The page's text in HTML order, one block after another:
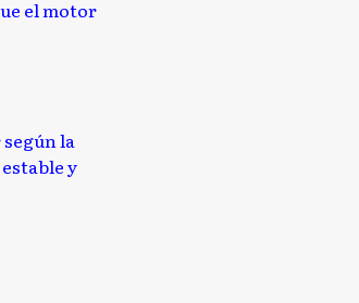
el motor
la
y